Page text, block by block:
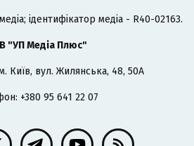
ідентифікатор медіа - R40-02163.
"УП Медіа Плюс"
Київ, вул. Жилянська, 48, 50А
+380 95 641 22 07